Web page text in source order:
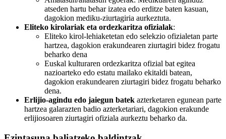
atseden hartu behar izatea edo erditze baten kasuan,
dagokion mediku-ziurtagiria aurkeztuta.
Eliteko kirolariak eta ordezkaritza ofizialak:
Eliteko kirol-lehiaketetan edo selekzio ofizialetan parte
hartzea, dagokion erakundearen ziurtagiri bidez frogatu
beharko dena
Euskal kulturaren ordezkaritza ofizial bat egitea
nazioarteko edo estatu mailako ekitaldi batean,
dagokion erakundearen ziurtagiri bidez frogatu beharko
dena.
Erlijio-agindu edo jaiegun batek azterketaren egunean parte
hartzea galarazten badio azterketariari, dagokion erakunde
erlijiosoaren ziurtagiri ofiziala aurkeztu beharko da.